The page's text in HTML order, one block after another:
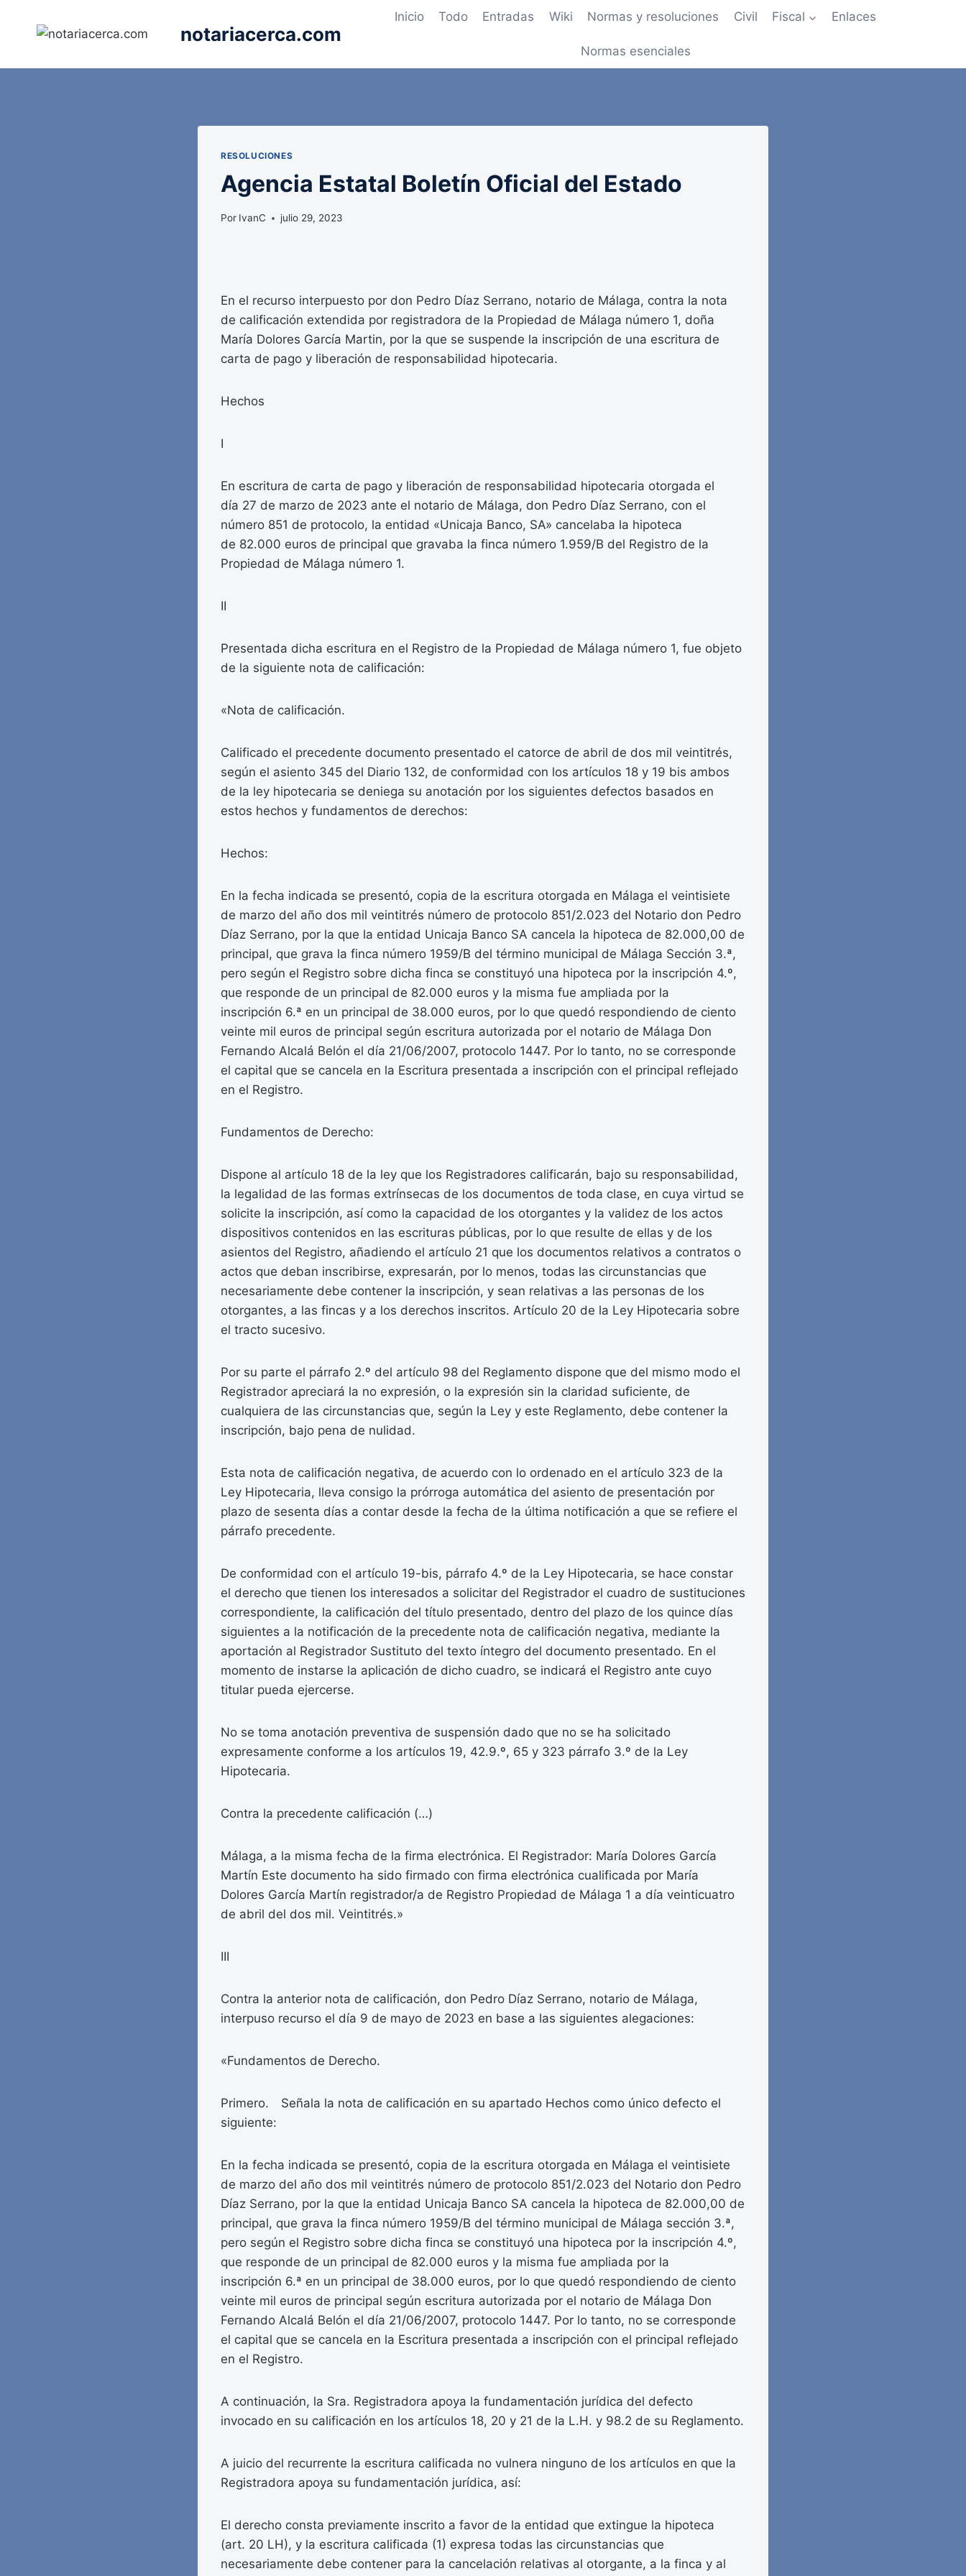
notariacerca.com
Inicio Todo Entradas Wiki Normas y resoluciones Civil Fiscal Enlaces
Normas esenciales
RESOLUCIONES
Agencia Estatal Boletín Oficial del Estado
Por IvanC julio 29, 2023
En el recurso interpuesto por don Pedro Díaz Serrano, notario de Málaga, contra la nota
de calificación extendida por registradora de la Propiedad de Málaga número 1, doña
María Dolores García Martin, por la que se suspende la inscripción de una escritura de
carta de pago y liberación de responsabilidad hipotecaria.
Hechos
I
En escritura de carta de pago y liberación de responsabilidad hipotecaria otorgada el
día 27 de marzo de 2023 ante el notario de Málaga, don Pedro Díaz Serrano, con el
número 851 de protocolo, la entidad «Unicaja Banco, SA» cancelaba la hipoteca
de 82.000 euros de principal que gravaba la finca número 1.959/B del Registro de la
Propiedad de Málaga número 1.
II
Presentada dicha escritura en el Registro de la Propiedad de Málaga número 1, fue objeto
de la siguiente nota de calificación:
«Nota de calificación.
Calificado el precedente documento presentado el catorce de abril de dos mil veintitrés,
según el asiento 345 del Diario 132, de conformidad con los artículos 18 y 19 bis ambos
de la ley hipotecaria se deniega su anotación por los siguientes defectos basados en
estos hechos y fundamentos de derechos:
Hechos:
En la fecha indicada se presentó, copia de la escritura otorgada en Málaga el veintisiete
de marzo del año dos mil veintitrés número de protocolo 851/2.023 del Notario don Pedro
Díaz Serrano, por la que la entidad Unicaja Banco SA cancela la hipoteca de 82.000,00 de
principal, que grava la finca número 1959/B del término municipal de Málaga Sección 3.ª,
pero según el Registro sobre dicha finca se constituyó una hipoteca por la inscripción 4.º,
que responde de un principal de 82.000 euros y la misma fue ampliada por la
inscripción 6.ª en un principal de 38.000 euros, por lo que quedó respondiendo de ciento
veinte mil euros de principal según escritura autorizada por el notario de Málaga Don
Fernando Alcalá Belón el día 21/06/2007, protocolo 1447. Por lo tanto, no se corresponde
el capital que se cancela en la Escritura presentada a inscripción con el principal reflejado
en el Registro.
Fundamentos de Derecho:
Dispone al artículo 18 de la ley que los Registradores calificarán, bajo su responsabilidad,
la legalidad de las formas extrínsecas de los documentos de toda clase, en cuya virtud se
solicite la inscripción, así como la capacidad de los otorgantes y la validez de los actos
dispositivos contenidos en las escrituras públicas, por lo que resulte de ellas y de los
asientos del Registro, añadiendo el artículo 21 que los documentos relativos a contratos o
actos que deban inscribirse, expresarán, por lo menos, todas las circunstancias que
necesariamente debe contener la inscripción, y sean relativas a las personas de los
otorgantes, a las fincas y a los derechos inscritos. Artículo 20 de la Ley Hipotecaria sobre
el tracto sucesivo.
Por su parte el párrafo 2.º del artículo 98 del Reglamento dispone que del mismo modo el
Registrador apreciará la no expresión, o la expresión sin la claridad suficiente, de
cualquiera de las circunstancias que, según la Ley y este Reglamento, debe contener la
inscripción, bajo pena de nulidad.
Esta nota de calificación negativa, de acuerdo con lo ordenado en el artículo 323 de la
Ley Hipotecaria, lleva consigo la prórroga automática del asiento de presentación por
plazo de sesenta días a contar desde la fecha de la última notificación a que se refiere el
párrafo precedente.
De conformidad con el artículo 19-bis, párrafo 4.º de la Ley Hipotecaria, se hace constar
el derecho que tienen los interesados a solicitar del Registrador el cuadro de sustituciones
correspondiente, la calificación del título presentado, dentro del plazo de los quince días
siguientes a la notificación de la precedente nota de calificación negativa, mediante la
aportación al Registrador Sustituto del texto íntegro del documento presentado. En el
momento de instarse la aplicación de dicho cuadro, se indicará el Registro ante cuyo
titular pueda ejercerse.
No se toma anotación preventiva de suspensión dado que no se ha solicitado
expresamente conforme a los artículos 19, 42.9.º, 65 y 323 párrafo 3.º de la Ley
Hipotecaria.
Contra la precedente calificación (…)
Málaga, a la misma fecha de la firma electrónica. El Registrador: María Dolores García
Martín Este documento ha sido firmado con firma electrónica cualificada por María
Dolores García Martín registrador/a de Registro Propiedad de Málaga 1 a día veinticuatro
de abril del dos mil. Veintitrés.»
III
Contra la anterior nota de calificación, don Pedro Díaz Serrano, notario de Málaga,
interpuso recurso el día 9 de mayo de 2023 en base a las siguientes alegaciones:
«Fundamentos de Derecho.
Primero. Señala la nota de calificación en su apartado Hechos como único defecto el
siguiente:
En la fecha indicada se presentó, copia de la escritura otorgada en Málaga el veintisiete
de marzo del año dos mil veintitrés número de protocolo 851/2.023 del Notario don Pedro
Díaz Serrano, por la que la entidad Unicaja Banco SA cancela la hipoteca de 82.000,00 de
principal, que grava la finca número 1959/B del término municipal de Málaga sección 3.ª,
pero según el Registro sobre dicha finca se constituyó una hipoteca por la inscripción 4.º,
que responde de un principal de 82.000 euros y la misma fue ampliada por la
inscripción 6.ª en un principal de 38.000 euros, por lo que quedó respondiendo de ciento
veinte mil euros de principal según escritura autorizada por el notario de Málaga Don
Fernando Alcalá Belón el día 21/06/2007, protocolo 1447. Por lo tanto, no se corresponde
el capital que se cancela en la Escritura presentada a inscripción con el principal reflejado
en el Registro.
A continuación, la Sra. Registradora apoya la fundamentación jurídica del defecto
invocado en su calificación en los artículos 18, 20 y 21 de la L.H. y 98.2 de su Reglamento.
A juicio del recurrente la escritura calificada no vulnera ninguno de los artículos en que la
Registradora apoya su fundamentación jurídica, así:
El derecho consta previamente inscrito a favor de la entidad que extingue la hipoteca
(art. 20 LH), y la escritura calificada (1) expresa todas las circunstancias que
necesariamente debe contener para la cancelación relativas al otorgante, a la finca y al